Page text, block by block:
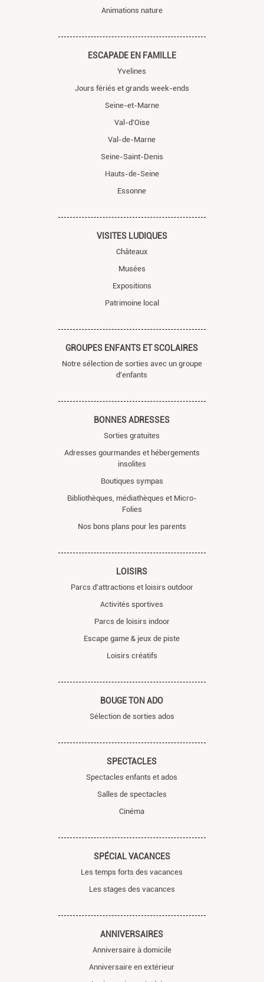
Animations nature
ESCAPADE EN FAMILLE
Yvelines
Jours fériés et grands week-ends
Seine-et-Marne
Val-d'Oise
Val-de-Marne
Seine-Saint-Denis
Hauts-de-Seine
Essonne
VISITES LUDIQUES
Châteaux
Musées
Expositions
Patrimoine local
GROUPES ENFANTS ET SCOLAIRES
Notre sélection de sorties avec un groupe
d'enfants
BONNES ADRESSES
Sorties gratuites
Adresses gourmandes et hébergements
insolites
Boutiques sympas
Bibliothèques, médiathèques et Micro-
Folies
Nos bons plans pour les parents
LOISIRS
Parcs d'attractions et loisirs outdoor
Activités sportives
Parcs de loisirs indoor
Escape game & jeux de piste
Loisirs créatifs
BOUGE TON ADO
Sélection de sorties ados
SPECTACLES
Spectacles enfants et ados
Salles de spectacles
Cinéma
SPÉCIAL VACANCES
Les temps forts des vacances
Les stages des vacances
ANNIVERSAIRES
Anniversaire à domicile
Anniversaire en extérieur